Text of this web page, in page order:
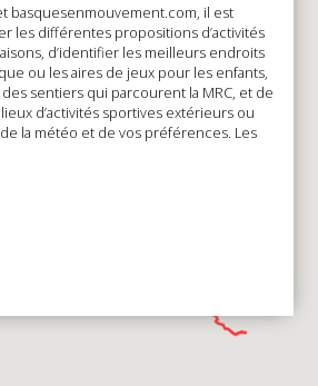
basquesenmouvement.com, il est
les différentes propositions d’activités
d’identifier les meilleurs endroits
ou les aires de jeux pour les enfants,
sentiers qui parcourent la MRC, et de
d’activités sportives extérieurs ou
la météo et de vos préférences. Les